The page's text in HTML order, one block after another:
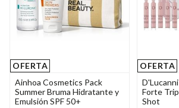
OFERTA
Ainhoa Cosmetics Pack
Summer Bruma Hidratante y
Emulsión SPF 50+
OFERTA
Forte
Shot